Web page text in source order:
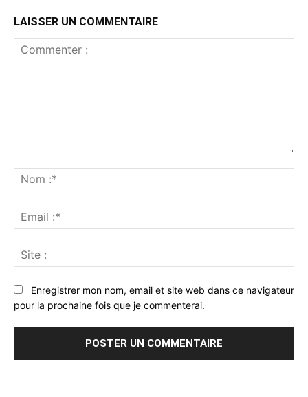
LAISSER UN COMMENTAIRE
:*
:*
:
Enregistrer mon nom, email et site web dans ce navigateur
pour la prochaine fois que je commenterai.